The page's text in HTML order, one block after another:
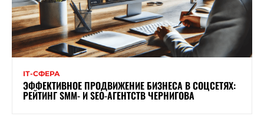
ІТ-СФЕРА
ЭФФЕКТИВНОЕ ПРОДВИЖЕНИЕ БИЗНЕСА В СОЦСЕТЯХ:
РЕЙТИНГ SMM- И SEO-АГЕНТСТВ ЧЕРНИГОВА